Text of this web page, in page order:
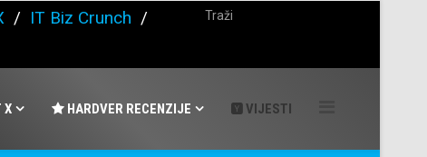
/ IT Biz Crunch /
X HARDVER RECENZIJE VIJESTI